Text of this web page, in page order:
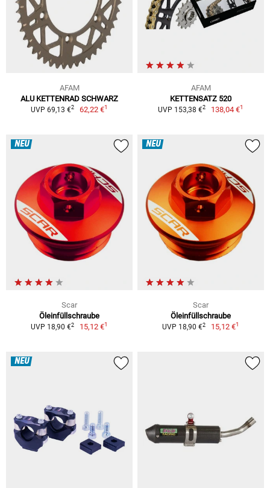
AFAM
ALU KETTENRAD SCHWARZ
UVP 69,13 €2 62,22 €1
AFAM
KETTENSATZ 520
UVP 153,38 €2 138,04 €1
NEU
Scar
Öleinfüllschraube
UVP 18,90 €2 15,12 €1
NEU
Scar
Öleinfüllschraube
UVP 18,90 €2 15,12 €1
NEU